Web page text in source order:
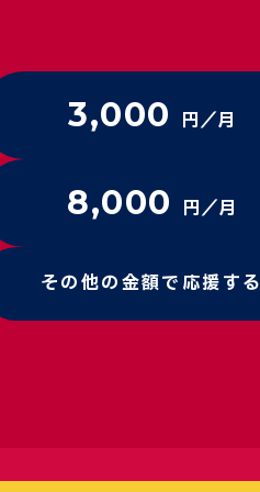
3,000 円／月
8,000 円／月
その他の金額で応援する